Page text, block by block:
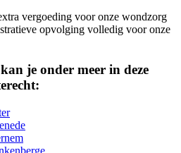
vergoeding voor onze wondzorg
opvolging volledig voor onze
je onder meer in deze